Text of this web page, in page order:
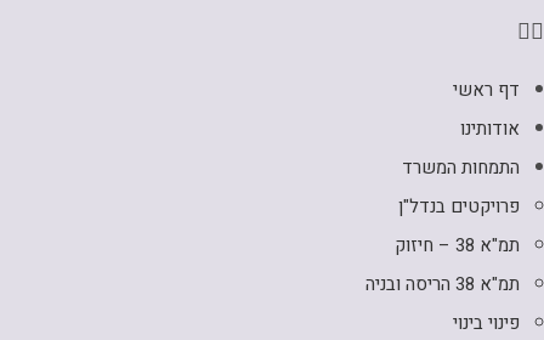
דף ראשי
אודותינו
התמחות המשרד
פרויקטים בנדל"ן
תמ"א 38 – חיזוק
תמ"א 38 הריסה ובניה
פינוי בינוי